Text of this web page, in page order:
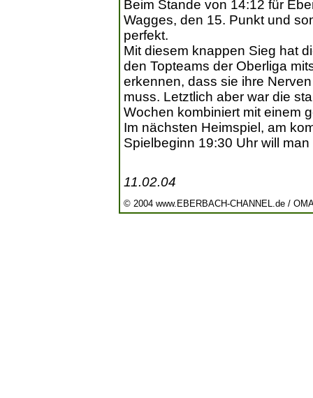
Beim Stande von 14:12 für
Wagges, den 15. Punkt und
perfekt.
Mit diesem knappen Sieg hat
den Topteams der Oberliga
erkennen, dass sie ihre
muss. Letztlich aber war die
Wochen kombiniert mit einem
Im nächsten Heimspiel, am
Spielbeginn 19:30 Uhr will
11.02.04
© 2004 www.EBERBACH-CHANNEL.de /